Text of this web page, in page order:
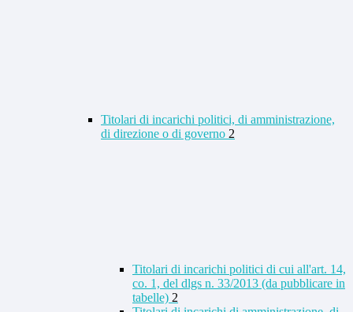
Titolari di incarichi politici, di amministrazione,
di direzione o di governo 2
Titolari di incarichi politici di cui all'art. 14,
co. 1, del dlgs n. 33/2013 (da pubblicare in
tabelle) 2